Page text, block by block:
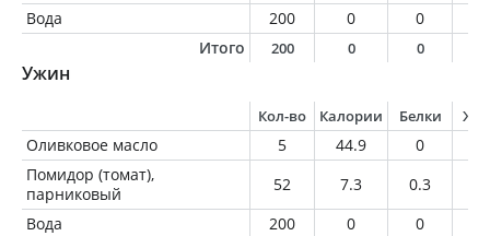
Вода 200 0 0
Итого
200 0 0
Ужин
Кол-во Калории Белки
Оливковое масло 5 44.9 0
Помидор (томат),
парниковый
52 7.3 0.3
Вода
200 0 0